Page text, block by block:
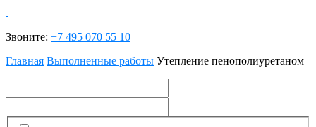
Звоните: +7 495 070 55 10
Главная Выполненные работы Утепление пенополиуретаном